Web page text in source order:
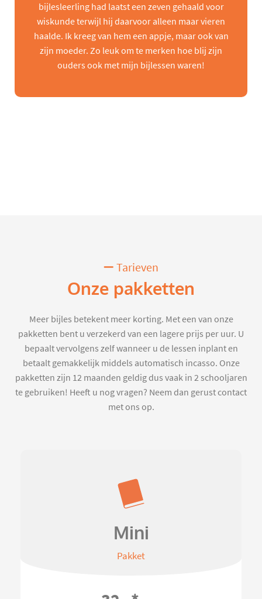
bijlesleerling had laatst een zeven gehaald voor
wiskunde terwijl hij daarvoor alleen maar vieren
haalde. Ik kreeg van hem een appje, maar ook van
zijn moeder. Zo leuk om te merken hoe blij zijn
ouders ook met mijn bijlessen waren!
Tarieven
Onze pakketten
Meer bijles betekent meer korting. Met een van onze
pakketten bent u verzekerd van een lagere prijs per uur. U
bepaalt vervolgens zelf wanneer u de lessen inplant en
betaalt gemakkelijk middels automatisch incasso. Onze
pakketten zijn 12 maanden geldig dus vaak in 2 schooljaren
te gebruiken! Heeft u nog vragen? Neem dan gerust contact
met ons op.
Mini
Pakket